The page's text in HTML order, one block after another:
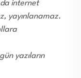
da internet
yayınlanamaz.
yazıların